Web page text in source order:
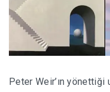
Peter Weir’ın